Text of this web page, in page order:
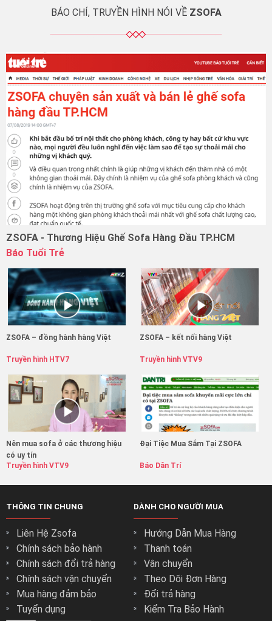
BÁO CHÍ, TRUYỀN HÌNH NÓI VỀ ZSOFA
ZSOFA - Thương Hiệu Ghế Sofa Hàng Đầu TP.HCM
Báo Tuổi Trẻ
ZSOFA – đồng hành hàng Việt
Truyền hình HTV7
ZSOFA – kết nối hàng Việt
Truyền hình VTV9
Nên mua sofa ở các thương hiệu
có uy tín
Truyền hình VTV9
Đại Tiệc Mua Sắm Tại ZSOFA
Báo Dân Trí
THÔNG TIN CHUNG
Liên Hệ Zsofa
Chính sách bảo hành
Chính sách đổi trả hàng
Chính sách vận chuyển
Mua hàng đảm bảo
Tuyển dụng
DÀNH CHO NGƯỜI MUA
Hướng Dẫn Mua Hàng
Thanh toán
Vận chuyển
Theo Dõi Đơn Hàng
Đổi trả hàng
Kiểm Tra Bảo Hành